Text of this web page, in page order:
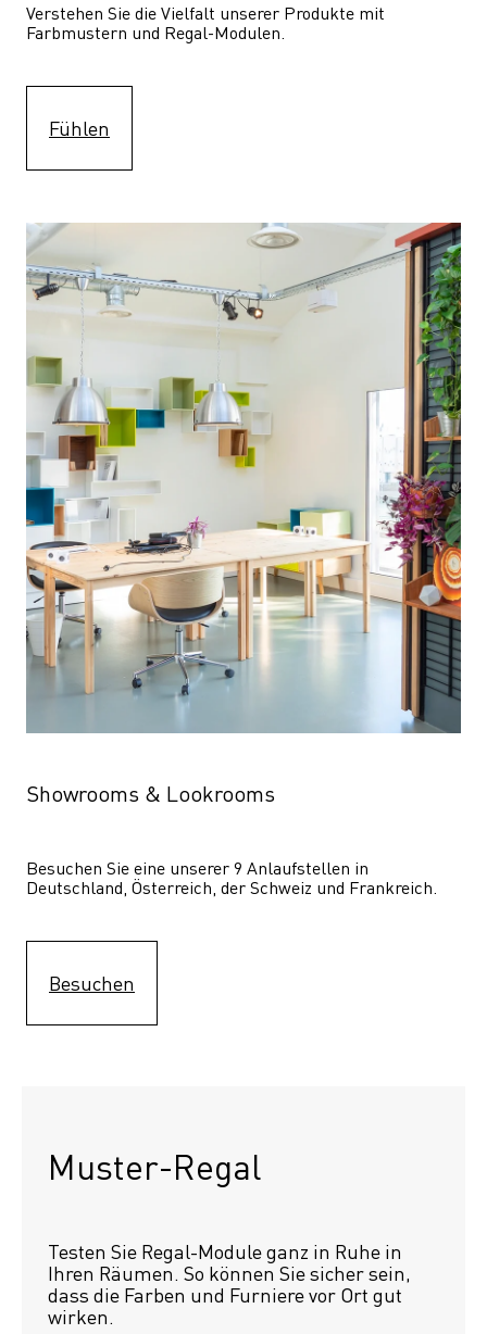
Verstehen Sie die Vielfalt unserer Produkte mit
Farbmustern und Regal-Modulen.
Fühlen
Showrooms & Lookrooms
Besuchen Sie eine unserer 9 Anlaufstellen in
Deutschland, Österreich, der Schweiz und Frankreich.
Besuchen
Muster-Regal
Testen Sie Regal-Module ganz in Ruhe in
Ihren Räumen. So können Sie sicher sein,
dass die Farben und Furniere vor Ort gut
wirken.